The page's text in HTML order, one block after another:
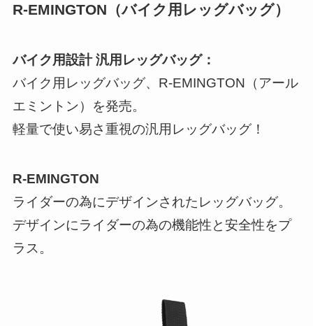
R-EMINGTON（バイク用レッグバッグ）
バイク用設計 汎用レッグバッグ：
バイク用レッグバッグ、R-EMINGTON（アール
エミントン）を発売。
軽量で使い易さ重視の汎用レッグバッグ！
R-EMINGTON
ライダーの為にデザインされたレッグバッグ。
デザインにライダーの為の機能性と安全性をプ
ラス。